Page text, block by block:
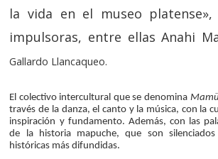
la vida en el museo platense»,
impulsoras, entre ellas Anahi
Gallardo Llancaqueo.
El colectivo intercultural que se denomina
través de la danza, el canto y la música, con la
inspiración y fundamento. Además, con las
de la historia mapuche, que son
históricas más difundidas.